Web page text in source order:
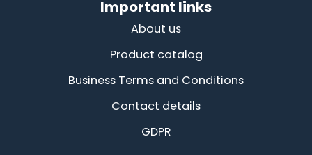
Important links
About us
Product catalog
Business Terms and Conditions
Contact details
GDPR